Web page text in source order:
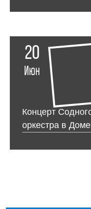
20
Июн
Концерт
оркестра в